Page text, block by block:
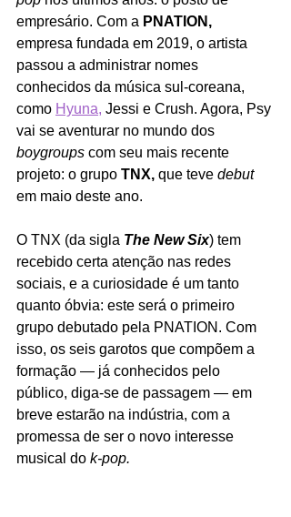
empresário. Com a PNATION,
empresa fundada em 2019, o artista
passou a administrar nomes
conhecidos da música sul-coreana,
como Hyuna, Jessi e Crush. Agora, Psy
vai se aventurar no mundo dos
boygroups com seu mais recente
projeto: o grupo TNX, que teve debut
em maio deste ano.
O TNX (da sigla The New Six) tem
recebido certa atenção nas redes
sociais, e a curiosidade é um tanto
quanto óbvia: este será o primeiro
grupo debutado pela PNATION. Com
isso, os seis garotos que compõem a
formação — já conhecidos pelo
público, diga-se de passagem — em
breve estarão na indústria, com a
promessa de ser o novo interesse
musical do k-pop.